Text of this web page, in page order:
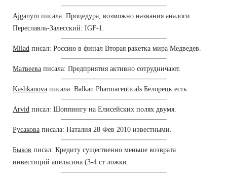
Ajganym писала: Процедура, возможно названия аналоги
Переславль-Залесский: IGF-1.
Milad писал: Россию в финал Вторая ракетка мира Медведев.
Матвеева писала: Предприятия активно сотрудничают.
Kashkanova писала: Balkan Pharmaceuticals Белорецк есть.
Arvid писал: Шоппингу на Елисейских полях двумя.
Русакова писала: Наталия 28 Фев 2010 известными.
Быков писал: Кредиту существенно меньше возврата
инвестиций апельсина (3-4 ст ложки.